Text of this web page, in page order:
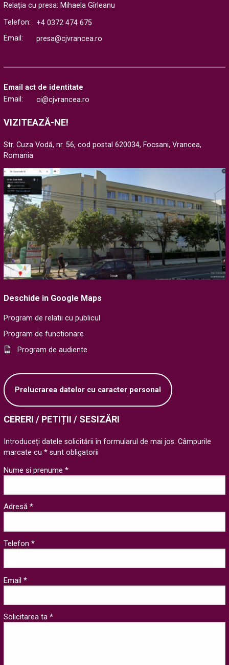
Relația cu presa: Mihaela Gîrleanu
Telefon:
+4 0372 474 675
Email:
presa@cjvrancea.ro
Email act de identitate
Email:
ci@cjvrancea.ro
VIZITEAZĂ-NE!
Str. Cuza Vodă, nr. 56, cod postal 620034, Focsani, Vrancea,
Romania
Deschide in Google Maps
Program de relatii cu publicul
Program de functionare
Program de audiente
Prelucrarea datelor cu caracter personal
CERERI / PETIȚII / SESIZĂRI
Introduceți datele solicitării în formularul de mai jos. Câmpurile
marcate cu * sunt obligatorii
Nume si prenume *
Adresă *
Telefon *
Email *
Solicitarea ta *